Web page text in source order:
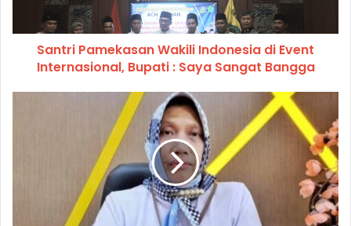
Santri Pamekasan Wakili Indonesia di Event
Internasional, Bupati : Saya Sangat Bangga